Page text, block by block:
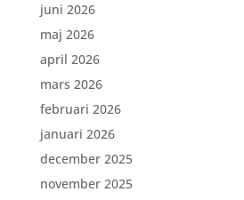
juni 2026
maj 2026
april 2026
mars 2026
februari 2026
januari 2026
december 2025
november 2025